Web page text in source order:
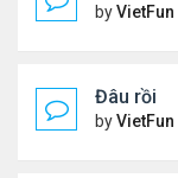
byVietFun
Đâu rồi
byVietFun